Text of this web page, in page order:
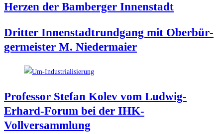
Her­zen der Bam­ber­ger Innenstadt
Drit­ter Innen­stadt­rund­gang mit Ober­bür­
ger­meis­ter M. Niedermaier
Pro­fes­sor Ste­fan Kolev vom Lud­wig-
Erhard-Forum bei der IHK-
Vollversammlung